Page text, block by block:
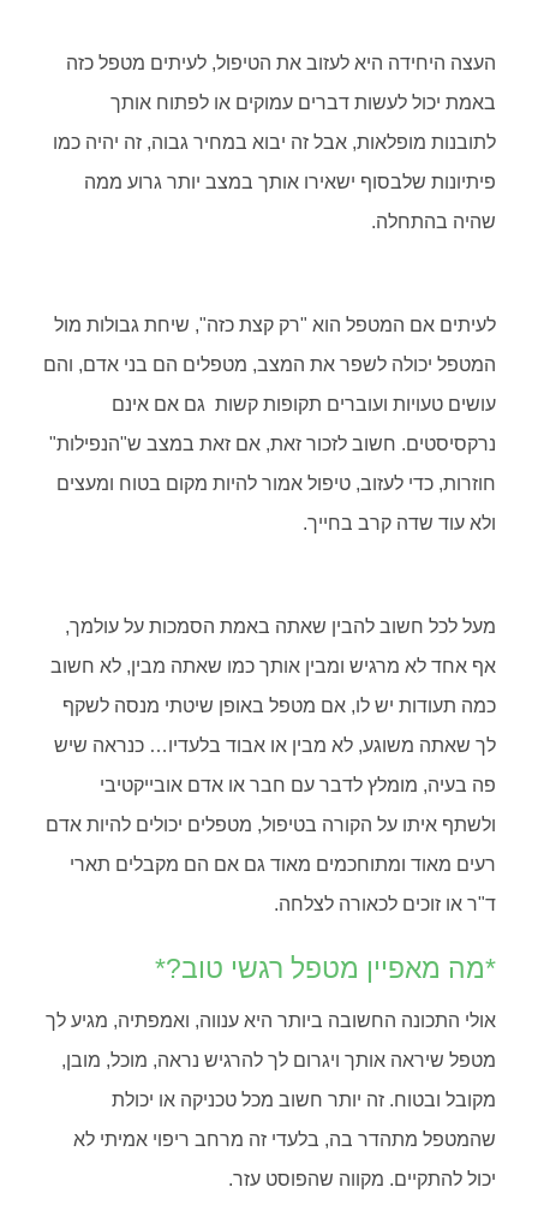
העצה היחידה היא לעזוב את הטיפול, לעיתים מטפל כזה
באמת יכול לעשות דברים עמוקים או לפתוח אותך
לתובנות מופלאות, אבל זה יבוא במחיר גבוה, זה יהיה כמו
פיתיונות שלבסוף ישאירו אותך במצב יותר גרוע ממה
שהיה בהתחלה.
לעיתים אם המטפל הוא "רק קצת כזה", שיחת גבולות מול
המטפל יכולה לשפר את המצב, מטפלים הם בני אדם, והם
עושים טעויות ועוברים תקופות קשות גם אם אינם
נרקסיסטים. חשוב לזכור זאת, אם זאת במצב ש"הנפילות"
חוזרות, כדי לעזוב, טיפול אמור להיות מקום בטוח ומעצים
ולא עוד שדה קרב בחייך.
מעל לכל חשוב להבין שאתה באמת הסמכות על עולמך,
אף אחד לא מרגיש ומבין אותך כמו שאתה מבין, לא חשוב
כמה תעודות יש לו, אם מטפל באופן שיטתי מנסה לשקף
לך שאתה משוגע, לא מבין או אבוד בלעדיו… כנראה שיש
פה בעיה, מומלץ לדבר עם חבר או אדם אובייקטיבי
ולשתף איתו על הקורה בטיפול, מטפלים יכולים להיות אדם
רעים מאוד ומתוחכמים מאוד גם אם הם מקבלים תארי
ד"ר או זוכים לכאורה לצלחה.
*מה מאפיין מטפל רגשי טוב?*
אולי התכונה החשובה ביותר היא ענווה, ואמפתיה, מגיע לך
מטפל שיראה אותך ויגרום לך להרגיש נראה, מוכל, מובן,
מקובל ובטוח. זה יותר חשוב מכל טכניקה או יכולת
שהמטפל מתהדר בה, בלעדי זה מרחב ריפוי אמיתי לא
יכול להתקיים. מקווה שהפוסט עזר.